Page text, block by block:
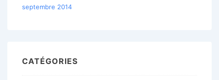
septembre 2014
CATÉGORIES